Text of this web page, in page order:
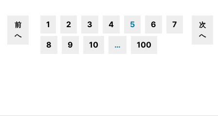
前
へ
1 2 3 4 5 6 7
8 9 10 … 100
次
へ